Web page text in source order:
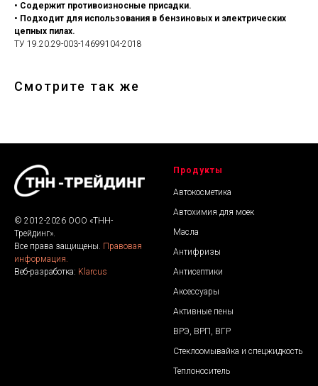
• Содержит противоизносные присадки.
• Подходит для использования в бензиновых и электрических
цепных пилах.
ТУ 19.20.29-003-14699104-2018
Смотрите так же
© 2012-2026 ООО «ТНН-
Трейдинг».
Все права защищены. Правовая
информация.
Веб-разработка: Klarcus
Продукты
Автокосметика
Автохимия для моек
Масла
Антифризы
Антисептики
Аксессуары
Активные пены
ВРЭ, ВРП, ВГР
Стеклоомывайка и спецжидкость
Теплоноситель